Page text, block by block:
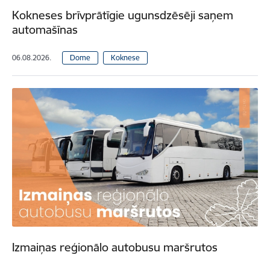
Kokneses brīvprātīgie ugunsdzēsēji saņem
automašīnas
06.08.2026. Dome Koknese
Izmaiņas reģionālo autobusu maršrutos